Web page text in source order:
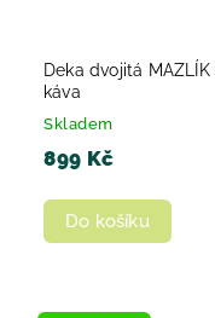
Deka dvojitá
káva
Skladem
899 Kč
Do košíku